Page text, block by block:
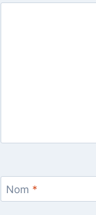
Nom *